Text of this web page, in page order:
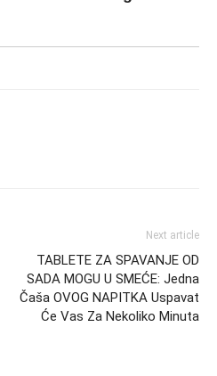
Next article
TABLETE ZA SPAVANJE OD
SADA MOGU U SMEĆE: Jedna
Čaša OVOG NAPITKA Uspavat
Će Vas Za Nekoliko Minuta